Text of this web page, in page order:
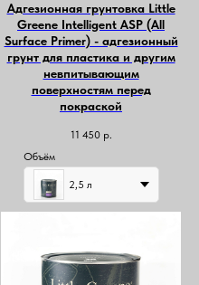
Адгезионная грунтовка Little
Greene Intelligent ASP (All
Surface Primer) - адгезионный
грунт для пластика и другим
невпитывающим
поверхностям перед
покраской
11 450 р.
Объём
2,5 л